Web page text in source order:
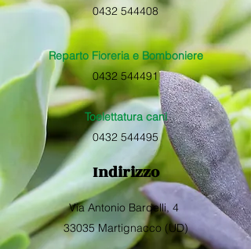
0432 544408​
Reparto Fioreria e Bomboniere
0432 544491
Toelettatura cani
0432 544495
Indirizzo
Via Antonio Bardelli, 4
33035 Martignacco (UD)